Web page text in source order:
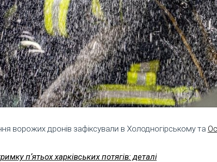
ворожих дронів зафіксували в Холодногірському та
пʼятьох харківських потягів: деталі